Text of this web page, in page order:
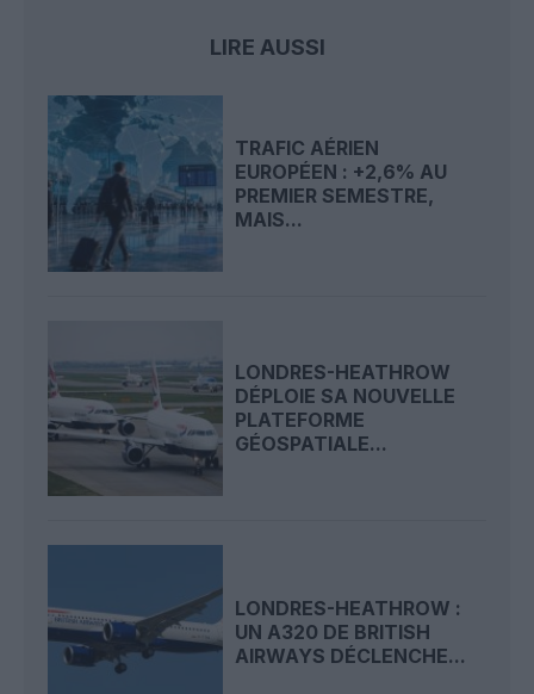
LIRE AUSSI
TRAFIC AÉRIEN
EUROPÉEN : +2,6% AU
PREMIER SEMESTRE,
MAIS...
LONDRES-HEATHROW
DÉPLOIE SA NOUVELLE
PLATEFORME
GÉOSPATIALE...
LONDRES-HEATHROW :
UN A320 DE BRITISH
AIRWAYS DÉCLENCHE...